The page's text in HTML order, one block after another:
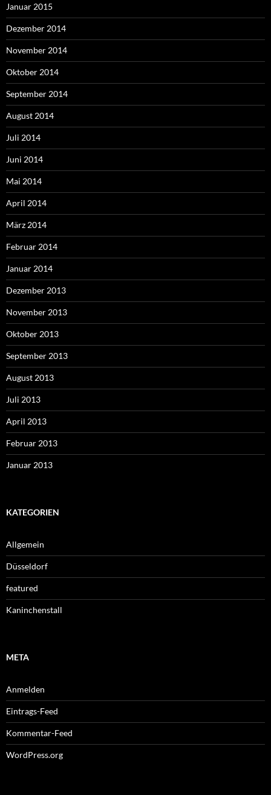
Januar 2015
Dezember 2014
November 2014
Oktober 2014
September 2014
August 2014
Juli 2014
Juni 2014
Mai 2014
April 2014
März 2014
Februar 2014
Januar 2014
Dezember 2013
November 2013
Oktober 2013
September 2013
August 2013
Juli 2013
April 2013
Februar 2013
Januar 2013
KATEGORIEN
Allgemein
Düsseldorf
featured
Kaninchenstall
META
Anmelden
Eintrags-Feed
Kommentar-Feed
WordPress.org